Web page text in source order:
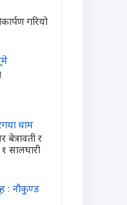
गरियो
धाम
बेत्रावती र
सालघारी
: नौकुण्ड